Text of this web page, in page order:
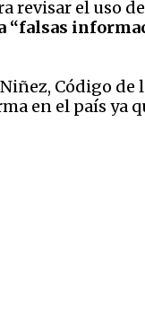
el uso
“falsas
Código
en el país